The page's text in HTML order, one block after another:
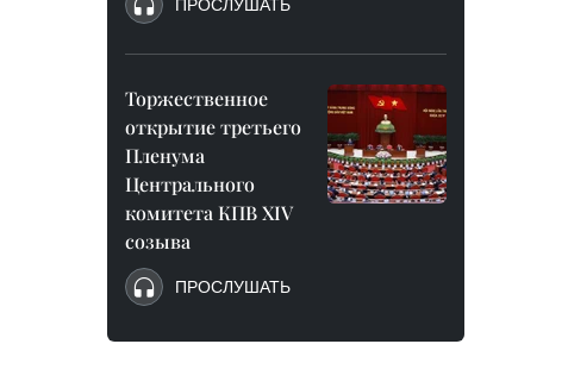
ПРОСЛУШАТЬ
Торжественное
открытие третьего
Пленума
Центрального
комитета КПВ XIV
созыва
ПРОСЛУШАТЬ